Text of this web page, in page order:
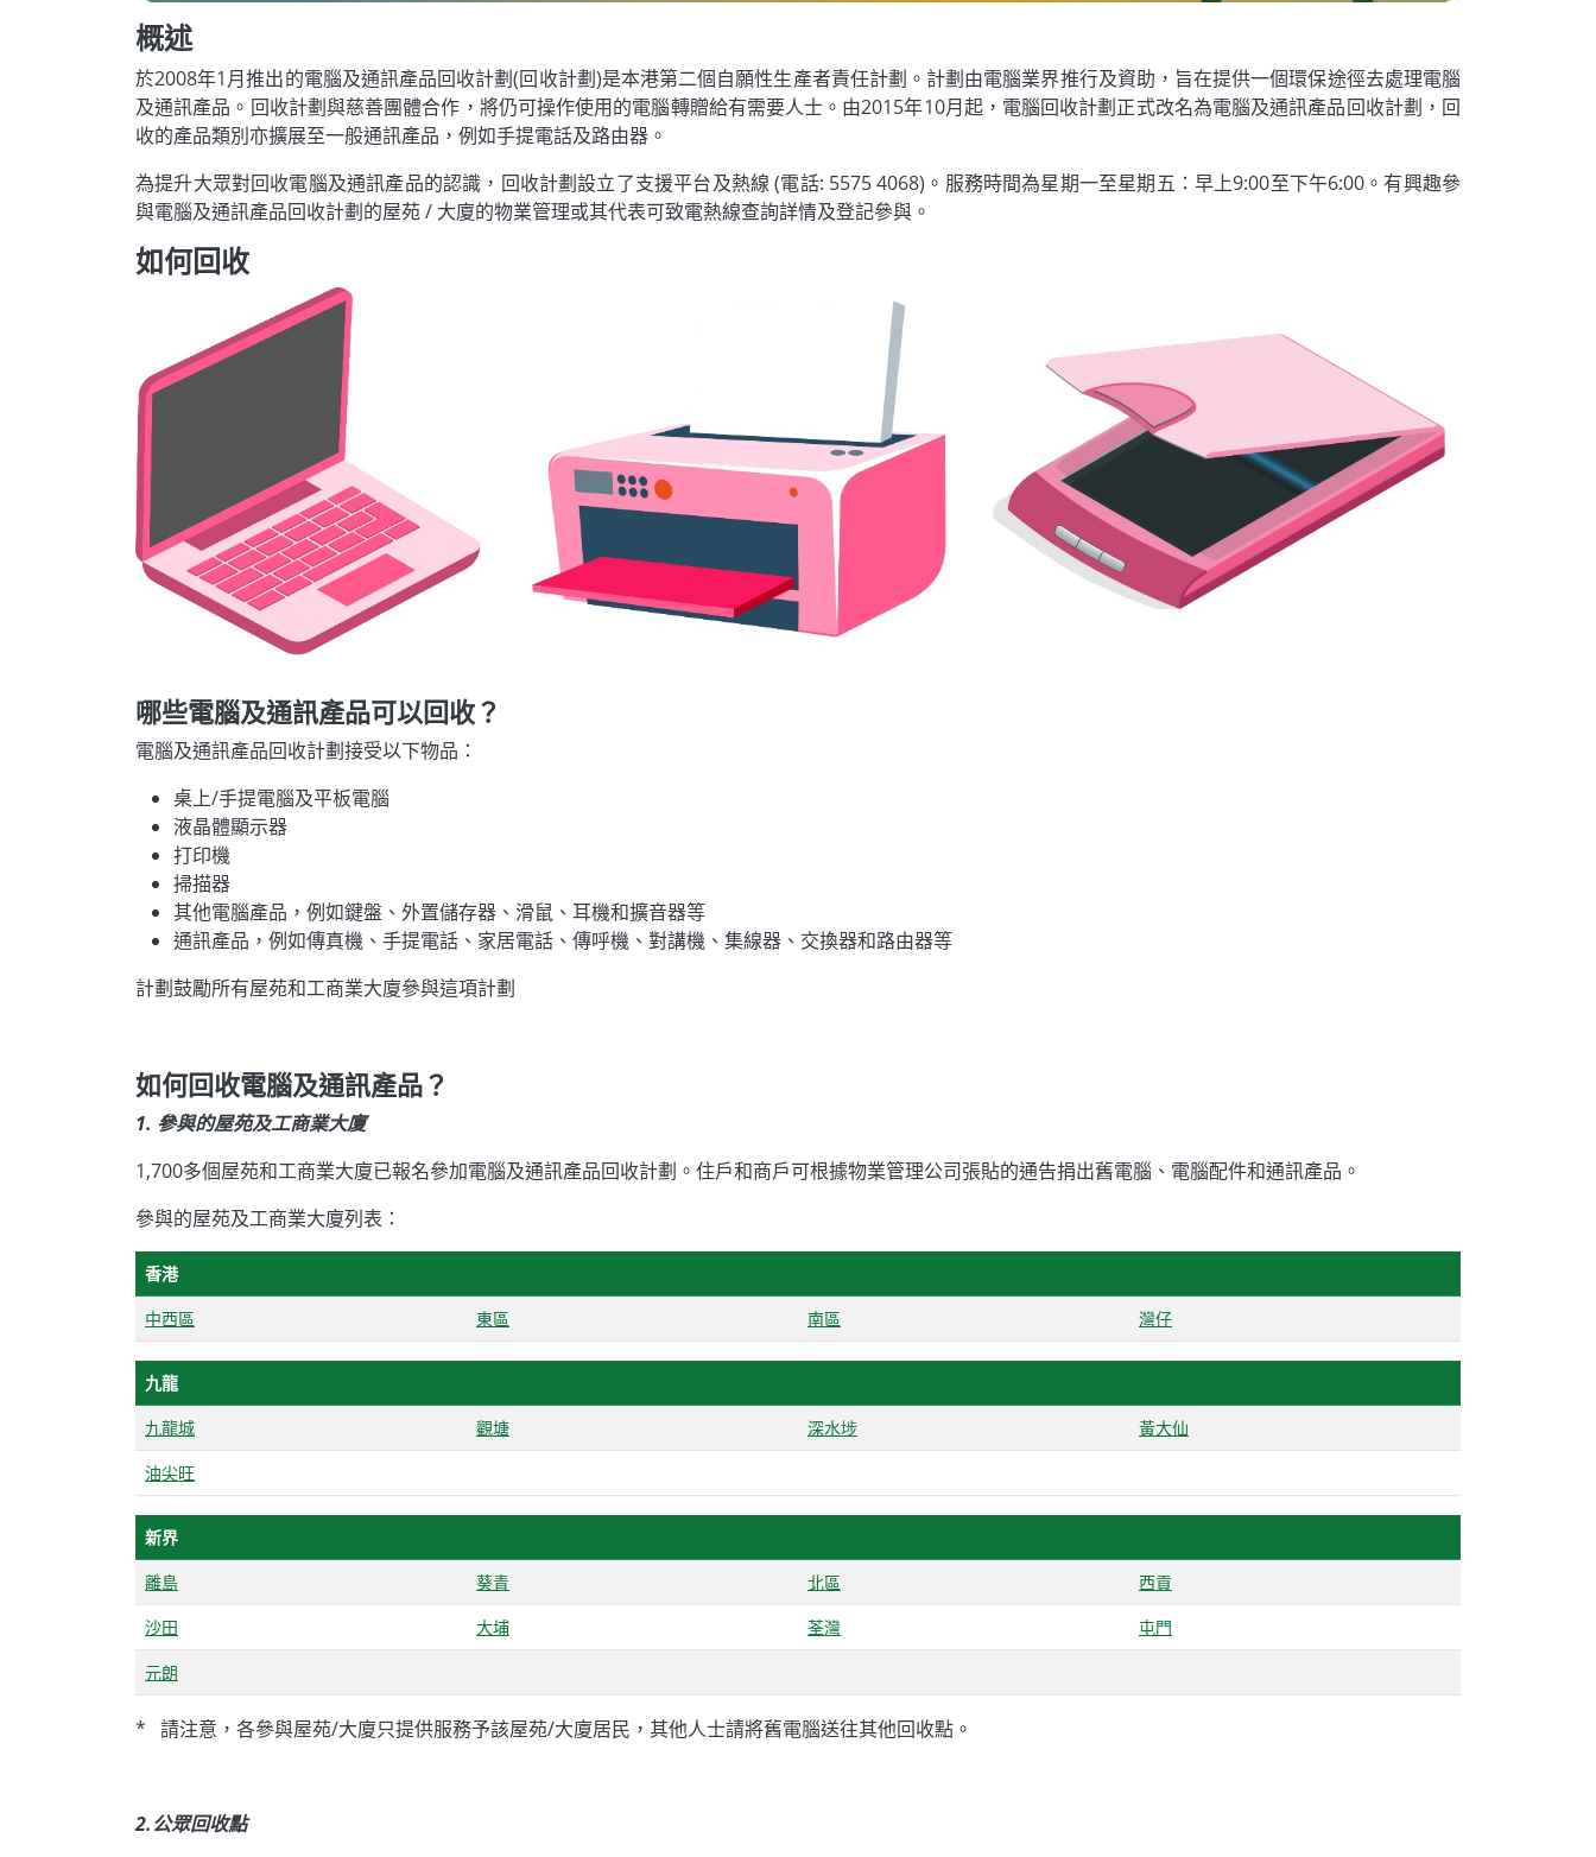
概述
於2008年1月推出的電腦及通訊產品回收計劃(回收計劃)是本港第二個自願性生產者責任計劃。計劃由電腦業界推行及資助，旨在提供一個環保途徑去處理電腦
及通訊產品。回收計劃與慈善團體合作，將仍可操作使用的電腦轉贈給有需要人士。由2015年10月起，電腦回收計劃正式改名為電腦及通訊產品回收計劃，回
收的產品類別亦擴展至一般通訊產品，例如手提電話及路由器。
為提升大眾對回收電腦及通訊產品的認識，回收計劃設立了支援平台及熱線 (電話: 5575 4068)。服務時間為星期一至星期五：早上9:00至下午6:00。有興趣參
與電腦及通訊產品回收計劃的屋苑 / 大廈的物業管理或其代表可致電熱線查詢詳情及登記參與。
如何回收
哪些電腦及通訊產品可以回收？
電腦及通訊產品回收計劃接受以下物品：
桌上/手提電腦及平板電腦
液晶體顯示器
打印機
掃描器
其他電腦產品，例如鍵盤、外置儲存器、滑鼠、耳機和擴音器等
通訊產品，例如傳真機、手提電話、家居電話、傳呼機、對講機、集線器、交換器和路由器等
計劃鼓勵所有屋苑和工商業大廈參與這項計劃
如何回收電腦及通訊產品？
1. 參與的屋苑及工商業大廈
1,700多個屋苑和工商業大廈已報名參加電腦及通訊產品回收計劃。住戶和商戶可根據物業管理公司張貼的通告捐出舊電腦、電腦配件和通訊產品。
參與的屋苑及工商業大廈列表：
香港
中西區
東區 南區 灣仔
九龍
九龍城
觀塘 深水埗
黃大仙
油尖旺
新界
離島
葵青 北區
西貢
沙田
大埔 荃灣
屯門
元朗
* 請注意，各參與屋苑/大廈只提供服務予該屋苑/大廈居民，其他人士請將舊電腦送往其他回收點。
2.公眾回收點